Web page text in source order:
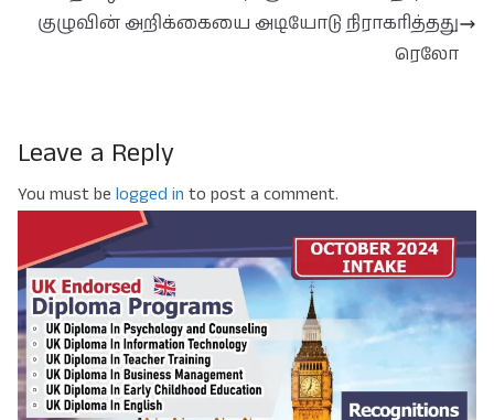
குழுவின் அறிக்கையை அடியோடு நிராகரித்தது
ரெலோ
Leave a Reply
You must be logged in to post a comment.